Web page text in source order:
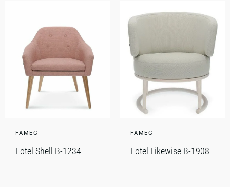
FAMEG
Fotel Shell B-1234
FAMEG
Fotel Likewise B-1908